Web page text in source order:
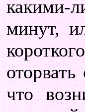
какими-
минут,
что